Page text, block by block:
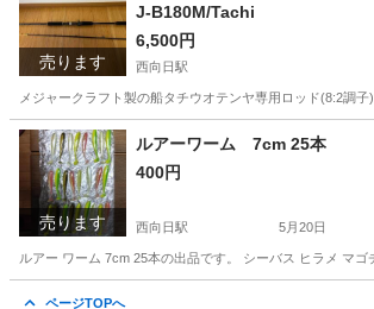
売ります
J-B180M/Tachi
6,500円
西向日駅
メジャークラフト製の船タチウオテンヤ専用ロッド(8:2調
京都 向日市 タチウオ
売ります
ルアーワーム 7cm 25本
400円
西向日駅 5月20日
ルアー ワーム 7cm 25本の出品です。 シーバス ヒラメ マ
ページTOPへ